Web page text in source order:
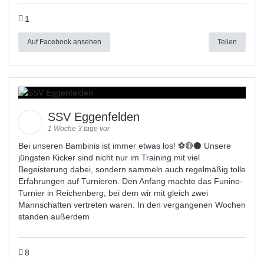
1
Auf Facebook ansehen Teilen
SSV Eggenfelden
1 Woche 3 tage vor
Bei unseren Bambinis ist immer etwas los! ⚽️🔴⚫ Unsere
jüngsten Kicker sind nicht nur im Training mit viel
Begeisterung dabei, sondern sammeln auch regelmäßig tolle
Erfahrungen auf Turnieren. Den Anfang machte das Funino-
Turnier in Reichenberg, bei dem wir mit gleich zwei
Mannschaften vertreten waren. In den vergangenen Wochen
standen außerdem
8